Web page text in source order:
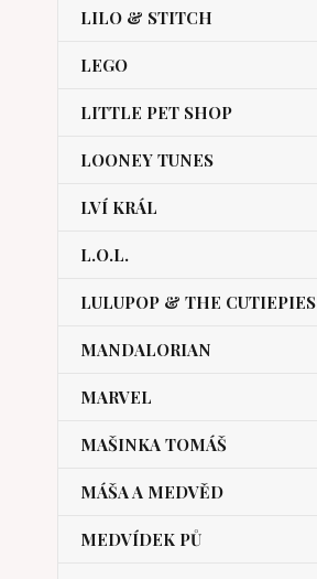
LILO & STITCH
LEGO
LITTLE PET SHOP
LOONEY TUNES
LVÍ KRÁL
L.O.L.
LULUPOP & THE CUTIEPIES
MANDALORIAN
MARVEL
MAŠINKA TOMÁŠ
MÁŠA A MEDVĚD
MEDVÍDEK PŮ